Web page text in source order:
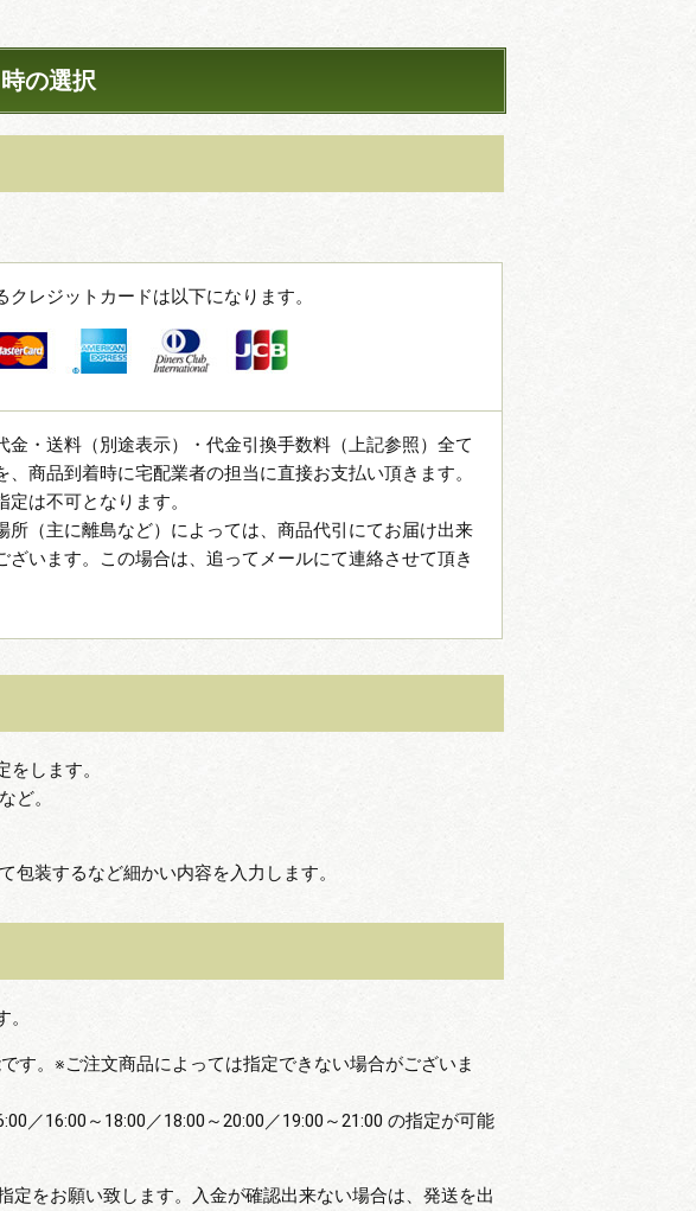
の選択
クレジットカードは以下になります。
金・送料（別途表示）・代金引換手数料（上記参照）全て
、商品到着時に宅配業者の担当に直接お支払い頂きます。
定は不可となります。
所（主に離島など）によっては、商品代引にてお届け出来
ざいます。この場合は、追ってメールにて連絡させて頂き
します。
ど。
装するなど細かい内容を入力します。
す。※ご注文商品によっては指定できない場合がございま
／16:00～18:00／18:00～20:00／19:00～21:00 の指定が可能
定をお願い致します。入金が確認出来ない場合は、発送を出